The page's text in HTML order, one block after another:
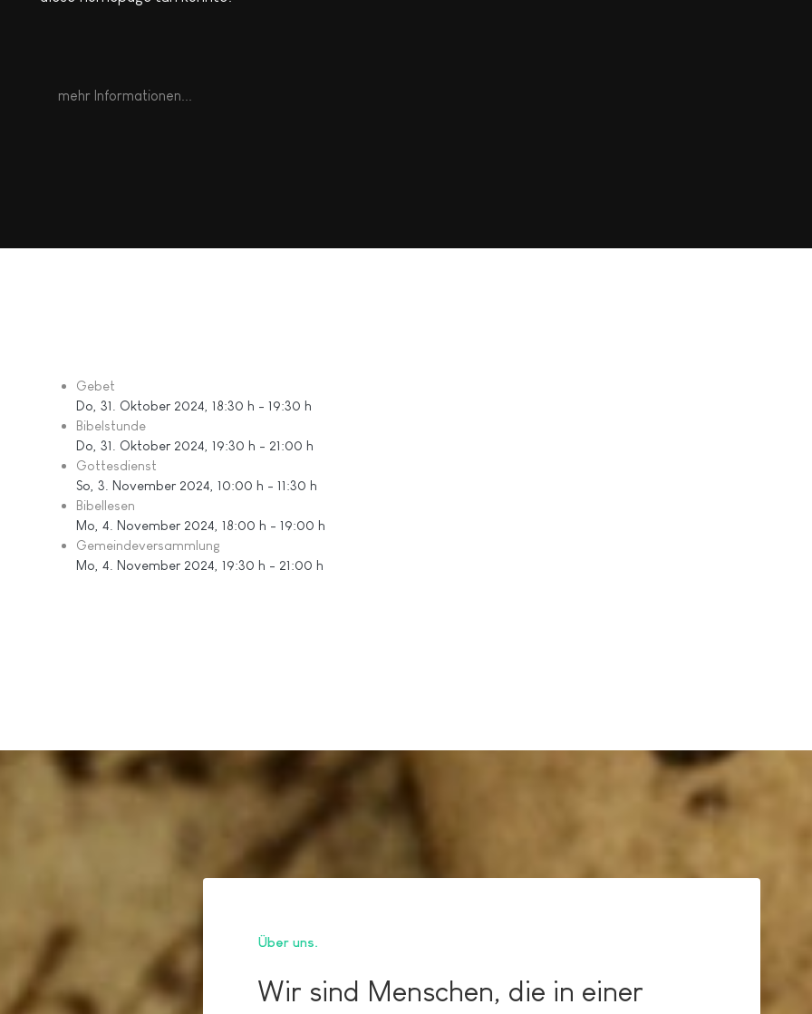
mehr Informationen...
Gebet
Do, 31. Oktober 2024 , 18:30 h - 19:30 h
Bibelstunde
Do, 31. Oktober 2024 , 19:30 h - 21:00 h
Gottesdienst
So, 3. November 2024 , 10:00 h - 11:30 h
Bibellesen
Mo, 4. November 2024 , 18:00 h - 19:00 h
Gemeindeversammlung
Mo, 4. November 2024 , 19:30 h - 21:00 h
Über uns
Wir sind Menschen, die in einer